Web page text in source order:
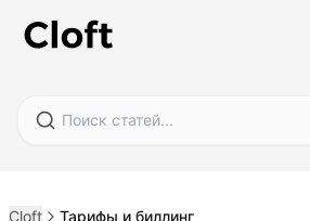
Cloft Тарифы и биллинг